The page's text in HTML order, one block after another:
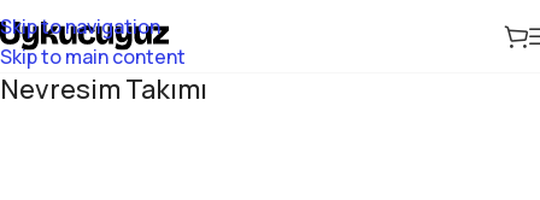
Skip to navigation
Skip to main content
Nevresim Takımı